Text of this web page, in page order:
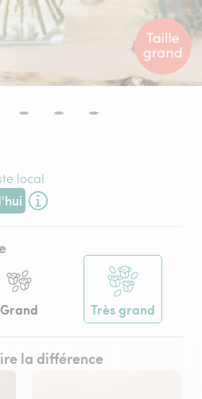
local
(pour toute commande passée
Grand Très grand
la différence